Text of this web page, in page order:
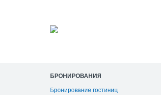
БРОНИРОВАНИЯ
Бронирование гостиниц